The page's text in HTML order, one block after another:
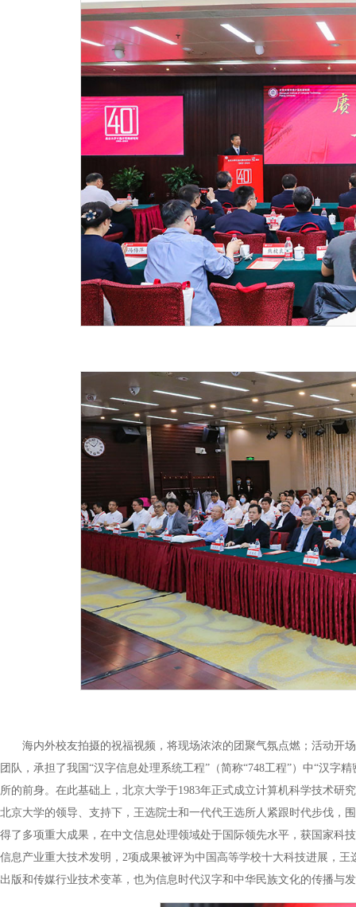
海内外校友拍摄的祝福视频，将现场浓浓的团聚气氛点燃；活动开
团队，承担了我国“汉字信息处理系统工程”（简称“748工程”）中“汉字
所的前身。在此基础上，北京大学于1983年正式成立计算机科学技术研
北京大学的领导、支持下，王选院士和一代代王选所人紧跟时代步伐，
得了多项重大成果，在中文信息处理领域处于国际领先水平，获国家科
信息产业重大技术发明，2项成果被评为中国高等学校十大科技进展，
出版和传媒行业技术变革，也为信息时代汉字和中华民族文化的传播与